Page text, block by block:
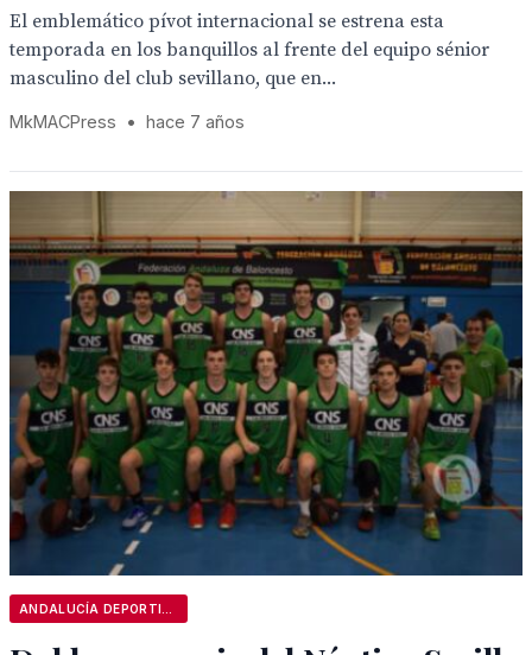
El emblemático pívot internacional se estrena esta
temporada en los banquillos al frente del equipo sénior
masculino del club sevillano, que en...
MkMACPress • hace 7 años